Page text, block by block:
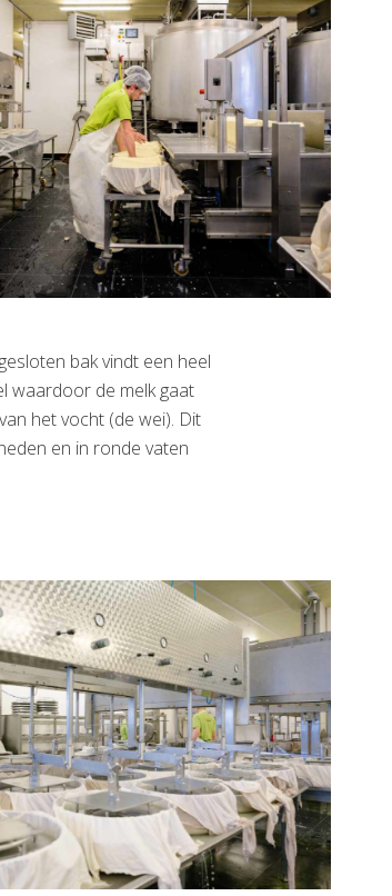
bak vindt een heel
waardoor de melk gaat
het vocht (de wei). Dit
en in ronde vaten